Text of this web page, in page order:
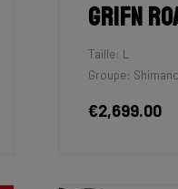
Grifn
Taille: L
Groupe:
€2,699.00